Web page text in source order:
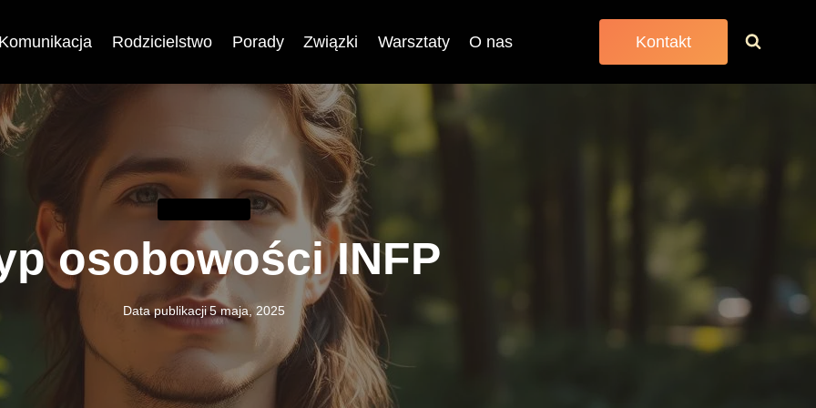
Komunikacja Rodzicielstwo Porady Związki Warsztaty O nas Kontakt
osobowości INFP
Data publikacji 5 maja, 2025